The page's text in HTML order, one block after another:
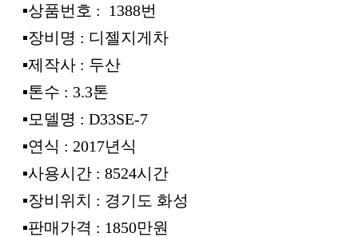
▪︎상품번호 : 1388번
▪︎장비명 : 디젤지게차
▪︎제작사 : 두산
▪︎톤수 : 3.3톤
▪︎모델명 : D33SE-7
▪︎연식 : 2017년식
▪︎사용시간 : 8524시간
▪︎장비위치 : 경기도 화성
▪︎판매가격 : 1850만원